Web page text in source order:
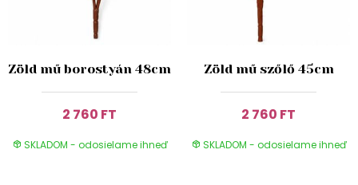
Zöld mű borostyán 48cm
2 760 FT
SKLADOM - odosielame ihneď
Zöld mű szőlő 45cm
2 760 FT
SKLADOM - odosielame ihneď